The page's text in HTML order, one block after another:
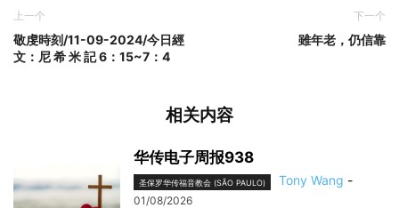
上一个
敬虔時刻/11-09-2024/今日經
文：尼 希 米 記 6：15~7：4
下一个
雖年老，仍信靠
相关内容
华传电子周报938
圣保罗华传福音教会 (SÃO PAULO) Tony Wang -
01/08/2026